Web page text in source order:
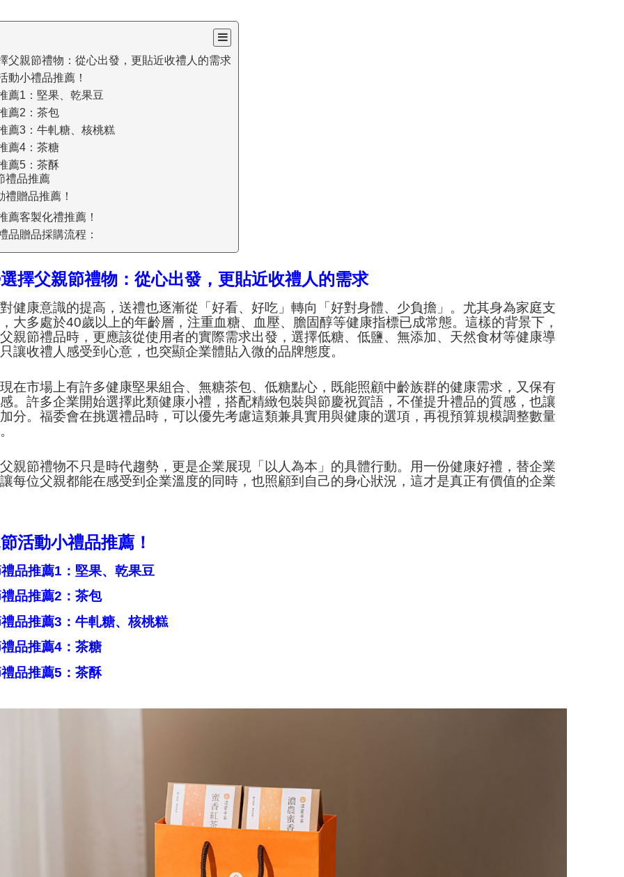
父親節禮物：從心出發，更貼近收禮人的需求
動小禮品推薦！
薦1：堅果、乾果豆
薦2：茶包
薦3：牛軋糖、核桃糕
薦4：茶糖
薦5：茶酥
品推薦
禮贈品推薦！
薦客製化禮推薦！
品贈品採購流程：
擇父親節禮物：從心出發，更貼近收禮人的需求
健康意識的提高，送禮也逐漸從「好看、好吃」轉向「好對身體、少負擔」。尤其身為家庭支
大多處於40歲以上的年齡層，注重血糖、血壓、膽固醇等健康指標已成常態。這樣的背景下，
親節禮品時，更應該從使用者的實際需求出發，選擇低糖、低鹽、無添加、天然食材等健康導
讓收禮人感受到心意，也突顯企業體貼入微的品牌態度。
在市場上有許多健康堅果組合、無糖茶包、低糖點心，既能照顧中齡族群的健康需求，又保有
。許多企業開始選擇此類健康小禮，搭配精緻包裝與節慶祝賀語，不僅提升禮品的質感，也讓
分。福委會在挑選禮品時，可以優先考慮這類兼具實用與健康的選項，再視預算規模調整數量
親節禮物不只是時代趨勢，更是企業展現「以人為本」的具體行動。用一份健康好禮，替企業
每位父親都能在感受到企業溫度的同時，也照顧到自己的身心狀況，這才是真正有價值的企業
活動小禮品推薦！
品推薦1：堅果、乾果豆
品推薦2：茶包
品推薦3：牛軋糖、核桃糕
品推薦4：茶糖
品推薦5：茶酥